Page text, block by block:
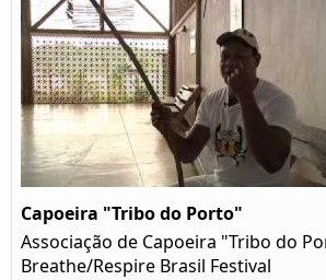
Capoeira "Tribo do Porto"
Associação de Capoeira "Tribo do
Breathe/Respire Brasil Festival